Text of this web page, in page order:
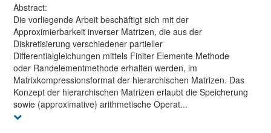
Abstract:
Die vorliegende Arbeit beschäftigt sich mit der
Approximierbarkeit inverser Matrizen, die aus der
Diskretisierung verschiedener partieller
Differentialgleichungen mittels Finiter Elemente Methode
oder Randelementmethode erhalten werden, im
Matrixkompressionsformat der hierarchischen Matrizen. Das
Konzept der hierarchischen Matrizen erlaubt die Speicherung
sowie (approximative) arithmetische Operat...